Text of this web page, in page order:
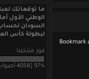
ما توقعاتك
الوطني الأول
السودان
لبطولة كأس
فوز منتخبنا
97% [4058 أصوات]